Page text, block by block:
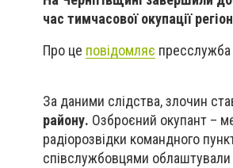
час тимчасової окупації
Про це повідомляє пресслужба
За даними слідства, злочин
району. Озброєний окупант –
радіорозвідки командного
співслужбовцями облаштували